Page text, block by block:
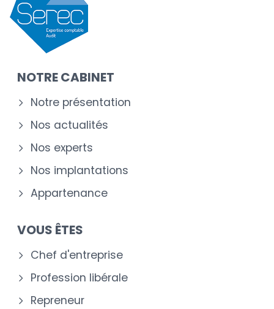
NOTRE CABINET
Notre présentation
Nos actualités
Nos experts
Nos implantations
Appartenance
VOUS ÊTES
Chef d'entreprise
Profession libérale
Repreneur